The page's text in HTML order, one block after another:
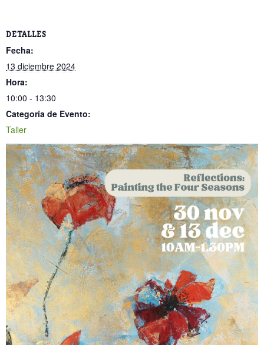
DETALLES
Fecha:
13 diciembre 2024
Hora:
10:00 - 13:30
Categoría de Evento:
Taller